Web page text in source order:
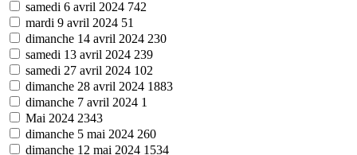
samedi 6 avril 2024 742
mardi 9 avril 2024 51
dimanche 14 avril 2024 230
samedi 13 avril 2024 239
samedi 27 avril 2024 102
dimanche 28 avril 2024 1883
dimanche 7 avril 2024 1
Mai 2024 2343
dimanche 5 mai 2024 260
dimanche 12 mai 2024 1534